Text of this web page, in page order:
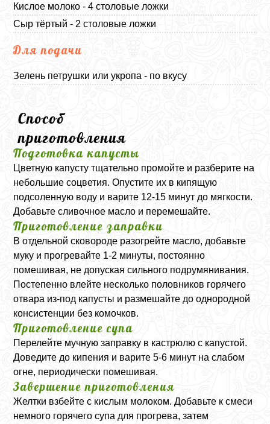
Кислое молоко - 4 столовые ложки
Сыр тёртый - 2 столовые ложки
Для подачи
Зелень петрушки или укропа - по вкусу
Способ
приготовления
Подготовка капусты
Цветную капусту тщательно промойте и разберите на
небольшие соцветия. Опустите их в кипящую
подсоленную воду и варите 12-15 минут до мягкости.
Добавьте сливочное масло и перемешайте.
Приготовление заправки
В отдельной сковороде разогрейте масло, добавьте
муку и прогревайте 1-2 минуты, постоянно
помешивая, не допуская сильного подрумянивания.
Постепенно влейте несколько половников горячего
отвара из-под капусты и размешайте до однородной
консистенции без комочков.
Приготовление супа
Перелейте мучную заправку в кастрюлю с капустой.
Доведите до кипения и варите 5-6 минут на слабом
огне, периодически помешивая.
Завершение приготовления
Желтки взбейте с кислым молоком. Добавьте к смеси
немного горячего супа для прогрева, затем